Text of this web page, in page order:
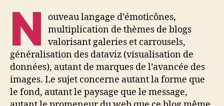
N
ouveau langage d’émoticônes,
multiplication de thèmes de blogs
valorisant galeries et carrousels,
généralisation des dataviz (visualisation de
données), autant de marques de l’avancée des
images. Le sujet concerne autant la forme que
le fond, autant le paysage que le message,